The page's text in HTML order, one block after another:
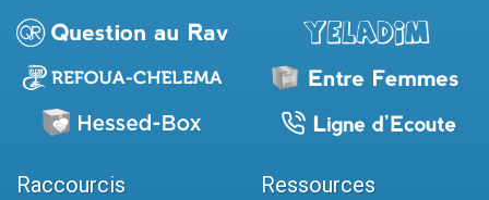
Raccourcis Ressources